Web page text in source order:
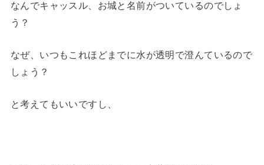
なんでキャッスル、お城と名前がついているのでしょ
う？
なぜ、いつもこれほどまでに水が透明で澄んているので
しょう？
と考えてもいいですし、